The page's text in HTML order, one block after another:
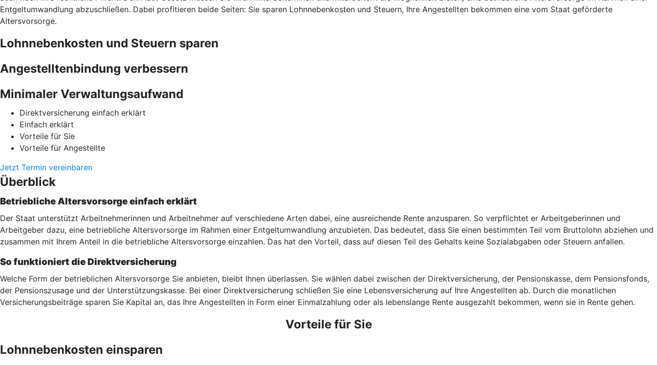
Entgeltumwandlung abzuschließen. Dabei profitieren beide Seiten: Sie sparen Lohnnebenkosten und Steuern, Ihre Angestellten bekommen eine vom Staat geförderte
Altersvorsorge.
Lohnnebenkosten und Steuern sparen
Angestelltenbindung verbessern
Minimaler Verwaltungsaufwand
Direktversicherung einfach erklärt
Einfach erklärt
Vorteile für Sie
Vorteile für Angestellte
Jetzt Termin vereinbaren
Überblick
Betriebliche Altersvorsorge einfach erklärt
Der Staat unterstützt Arbeitnehmerinnen und Arbeitnehmer auf verschiedene Arten dabei, eine ausreichende Rente anzusparen. So verpflichtet er Arbeitgeberinnen und
Arbeitgeber dazu, eine betriebliche Altersvorsorge im Rahmen einer Entgeltumwandlung anzubieten. Das bedeutet, dass Sie einen bestimmten Teil vom Bruttolohn abziehen und
zusammen mit Ihrem Anteil in die betriebliche Altersvorsorge einzahlen. Das hat den Vorteil, dass auf diesen Teil des Gehalts keine Sozialabgaben oder Steuern anfallen.
So funktioniert die Direktversicherung
Welche Form der betrieblichen Altersvorsorge Sie anbieten, bleibt Ihnen überlassen. Sie wählen dabei zwischen der Direktversicherung, der Pensionskasse, dem Pensionsfonds,
der Pensionszusage und der Unterstützungskasse. Bei einer Direktversicherung schließen Sie eine Lebensversicherung auf Ihre Angestellten ab. Durch die monatlichen
Versicherungsbeiträge sparen Sie Kapital an, das Ihre Angestellten in Form einer Einmalzahlung oder als lebenslange Rente ausgezahlt bekommen, wenn sie in Rente gehen.
Vorteile für Sie
Lohnnebenkosten einsparen